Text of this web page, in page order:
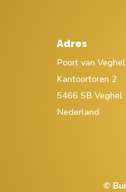
Adres
Poort van
Kantoortoren 2
5466 SB Veghel
Nederland
©